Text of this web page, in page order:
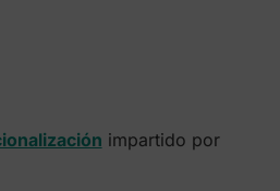
impartido por